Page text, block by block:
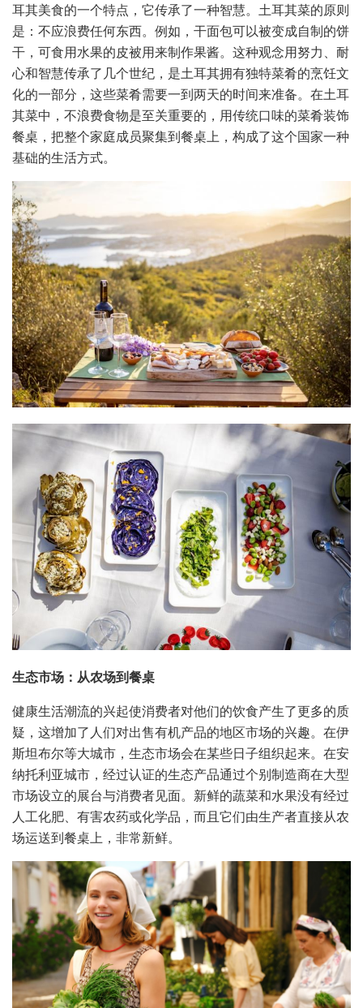
耳其美食的一个特点，它传承了一种智慧。土耳其菜的原则
是：不应浪费任何东西。例如，干面包可以被变成自制的饼
干，可食用水果的皮被用来制作果酱。这种观念用努力、耐
心和智慧传承了几个世纪，是土耳其拥有独特菜肴的烹饪文
化的一部分，这些菜肴需要一到两天的时间来准备。在土耳
其菜中，不浪费食物是至关重要的，用传统口味的菜肴装饰
餐桌，把整个家庭成员聚集到餐桌上，构成了这个国家一种
基础的生活方式。
生态市场：从农场到餐桌
健康生活潮流的兴起使消费者对他们的饮食产生了更多的质
疑，这增加了人们对出售有机产品的地区市场的兴趣。在伊
斯坦布尔等大城市，生态市场会在某些日子组织起来。在安
纳托利亚城市，经过认证的生态产品通过个别制造商在大型
市场设立的展台与消费者见面。新鲜的蔬菜和水果没有经过
人工化肥、有害农药或化学品，而且它们由生产者直接从农
场运送到餐桌上，非常新鲜。